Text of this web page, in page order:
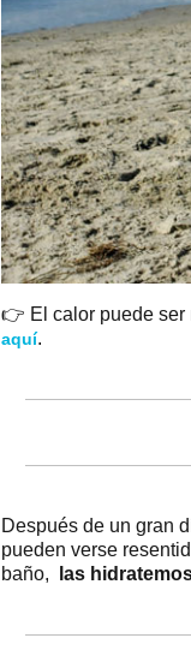
👉 El calor puede ser
aquí.
Después de un gran
pueden verse
baño,
las